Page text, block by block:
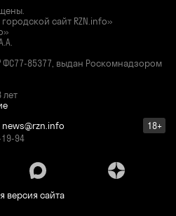
сайт RZN.info»
ФС77-85377, выдан Роскомнадзором
лет
news@rzn.info
18+
19-94
версия сайта